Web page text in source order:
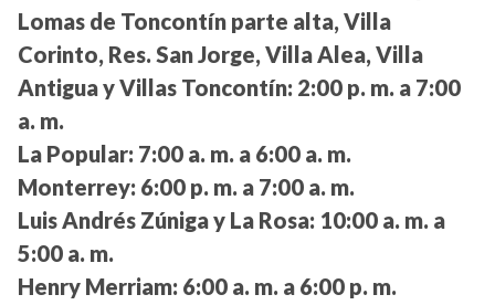
Lomas de Toncontín parte alta, Villa
Corinto, Res. San Jorge, Villa Alea, Villa
Antigua y Villas Toncontín: 2:00 p. m. a 7:00
a. m.
La Popular: 7:00 a. m. a 6:00 a. m.
Monterrey: 6:00 p. m. a 7:00 a. m.
Luis Andrés Zúniga y La Rosa: 10:00 a. m. a
5:00 a. m.
Henry Merriam: 6:00 a. m. a 6:00 p. m.